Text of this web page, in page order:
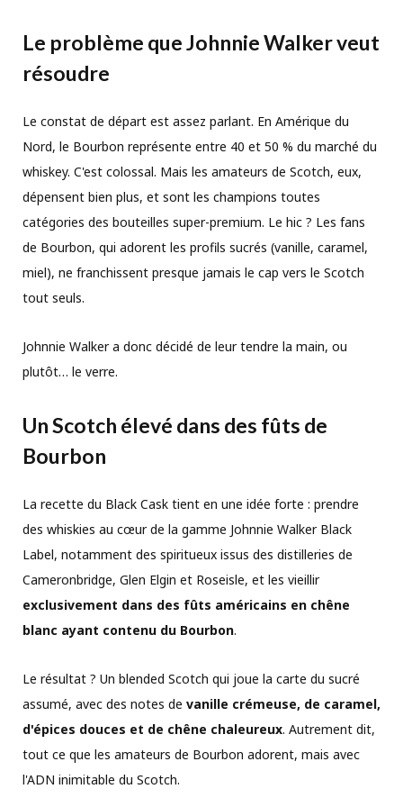
Le problème que Johnnie Walker veut
résoudre
Le constat de départ est assez parlant. En Amérique du
Nord, le Bourbon représente entre 40 et 50 % du marché du
whiskey. C'est colossal. Mais les amateurs de Scotch, eux,
dépensent bien plus, et sont les champions toutes
catégories des bouteilles super-premium. Le hic ? Les fans
de Bourbon, qui adorent les profils sucrés (vanille, caramel,
miel), ne franchissent presque jamais le cap vers le Scotch
tout seuls.
Johnnie Walker a donc décidé de leur tendre la main, ou
plutôt… le verre.
Un Scotch élevé dans des fûts de
Bourbon
La recette du Black Cask tient en une idée forte : prendre
des whiskies au cœur de la gamme Johnnie Walker Black
Label, notamment des spiritueux issus des distilleries de
Cameronbridge, Glen Elgin et Roseisle, et les vieillir
exclusivement dans des fûts américains en chêne
blanc ayant contenu du Bourbon.
Le résultat ? Un blended Scotch qui joue la carte du sucré
assumé, avec des notes de vanille crémeuse, de caramel,
d'épices douces et de chêne chaleureux. Autrement dit,
tout ce que les amateurs de Bourbon adorent, mais avec
l'ADN inimitable du Scotch.